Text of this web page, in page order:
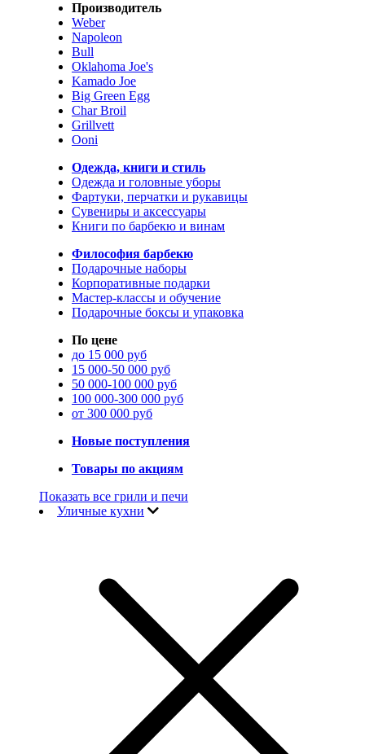
Производитель
Weber
Napoleon
Bull
Oklahoma Joe's
Kamado Joe
Big Green Egg
Char Broil
Grillvett
Ooni
Одежда, книги и стиль
Одежда и головные уборы
Фартуки, перчатки и рукавицы
Сувениры и аксессуары
Книги по барбекю и винам
Философия барбекю
Подарочные наборы
Корпоративные подарки
Мастер-классы и обучение
Подарочные боксы и упаковка
По цене
до 15 000 руб
15 000-50 000 руб
50 000-100 000 руб
100 000-300 000 руб
от 300 000 руб
Новые поступления
Товары по акциям
Показать все грили и печи
Уличные кухни